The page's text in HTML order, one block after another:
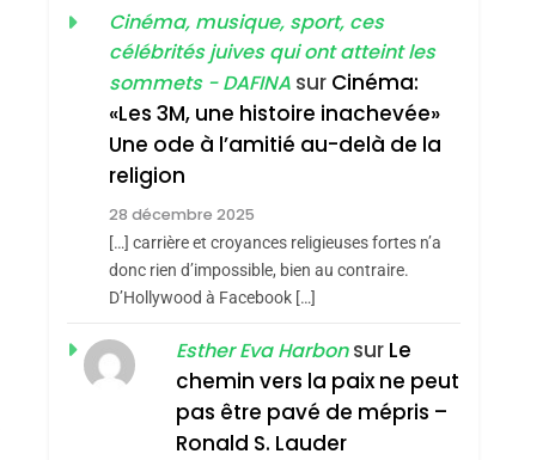
S’étendre À 13 Pays
D’Amérique Latine
ISRAÉL JUDAISME
2025, L’année La Plus
Meurtrière Selon Le
L’antisémitisme
6
FIÈRE, DIGNE ET
RÉSILIENTE :
POURQUOI JE
REVENDIQUE MA
JUDAÏTE Par Thérèse
Zrihen-Dvir
ISRAÉL JUDAISME
7
CE QUI NOUS
MANQUE – Jacques
Hadida
JUDAISME
Cinéma, musique, sport, ces
célébrités juives qui ont atteint les
sommets - DAFINA sur Cinéma:
«Les 3M, une histoire inachevée»
Une ode à l’amitié au-delà de la
religion
28 décembre 2025
[…] carrière et croyances religieuses fortes n’a
donc rien d’impossible, bien au contraire.
D’Hollywood à Facebook […]
Esther Eva Harbonsur Le
chemin vers la paix ne peut
pas être pavé de mépris –
Ronald S. Lauder